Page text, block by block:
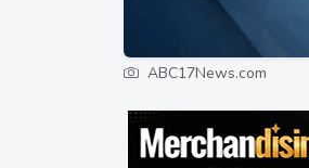
ABC17News.com